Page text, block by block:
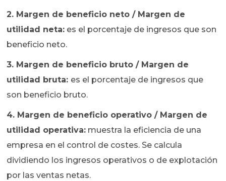
2. Margen de beneficio neto / Margen de
utilidad neta: es el porcentaje de ingresos que son
beneficio neto.
3. Margen de beneficio bruto / Margen de
utilidad bruta: es el porcentaje de ingresos que
son beneficio bruto.
4. Margen de beneficio operativo / Margen de
utilidad operativa: muestra la eficiencia de una
empresa en el control de costes. Se calcula
dividiendo los ingresos operativos o de explotación
por las ventas netas.